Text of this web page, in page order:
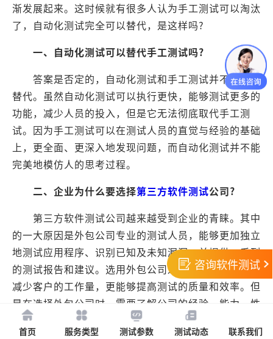
渐发展起来。这时候就有很多人认为手工测试可以淘汰
了，自动化测试完全可以替代，是这样吗?
一、自动化测试可以替代手工测试吗?
答案是否定的，自动化测试和手工测试并不能互相
替代。虽然自动化测试可以执行更快，能够测试更多的
功能，减少人员的投入，但是它无法彻底取代手工测
试。因为手工测试可以在测试人员的直觉与经验的基础
上，更全面、更深入地发现问题，而自动化测试并不能
完美地模仿人的思考过程。
二、企业为什么要选择第三方软件测试公司?
第三方软件测试公司越来越受到企业的青睐。其中
的一大原因是外包公司专业的测试人员，能够更加独立
地测试应用程序、识别已知及未知漏洞，并提供一系列
的测试报告和建议。选用外包公司进行测试，不仅能够
减少客户的工作量，更能够提高测试的质量和效率。但
是在选择外包公司时，需要了解公司的经验、能力、性
价比等各方面的信息，以便更好地为自己的企业挑选适
咨询软件测试
首页 服务类型 测试参数 测试动态 联系我们